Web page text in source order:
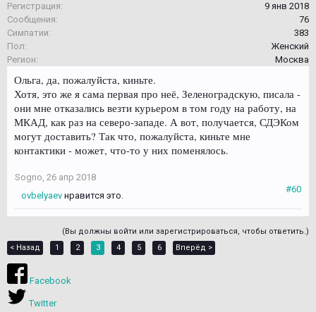
Регистрация:
9 янв 2018
Сообщения:
76
Симпатии:
383
Пол:
Женский
Регион:
Москва
Ольга, да, пожалуйста, киньте.
Хотя, это же я сама первая про неё, Зеленоградскую, писала -
они мне отказались везти курьером в том году на работу, на
МКАД, как раз на северо-западе. А вот, получается, СДЭКом
могут доставить? Так что, пожалуйста, киньте мне
контактики - может, что-то у них поменялось.
Sogno, 26 апр 2018
#60
ovbelyaev нравится это.
(Вы должны войти или зарегистрироваться, чтобы ответить.)
< Назад
1 2 3 4 5 6 Вперёд >
Facebook
Twitter